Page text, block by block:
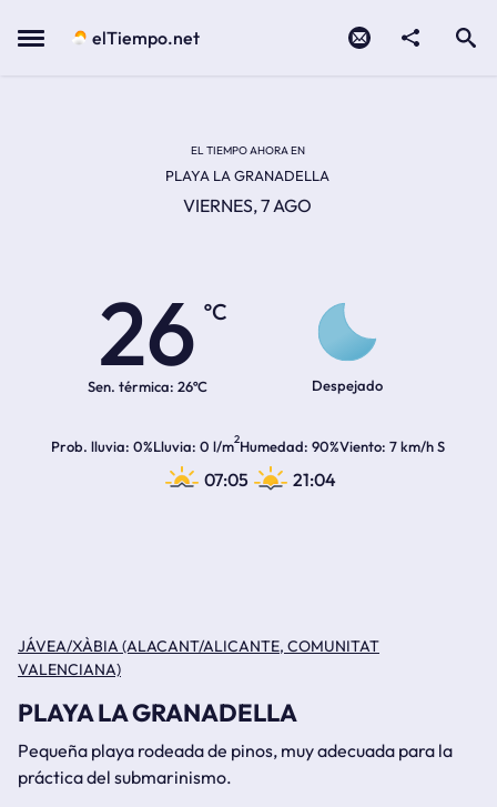
Menu elTiempo.net
EL TIEMPO AHORA EN
PLAYA LA GRANADELLA
VIERNES, 7 AGO
26
ºC
Sen. térmica: 26ºC Despejado
Prob. lluvia 0%Lluvia 0 l/m2Humedad 90%Viento 7 km/h S
07:05 21:04
JÁVEA/XÀBIA (ALACANT/ALICANTE, COMUNITAT
VALENCIANA)
PLAYA LA GRANADELLA
Pequeña playa rodeada de pinos, muy adecuada para la
práctica del submarinismo.